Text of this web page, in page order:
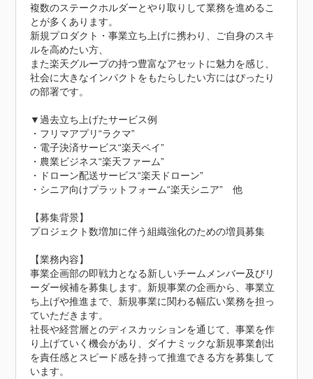
複数のステークホルダーとやり取りして業務を進めるこ
とが多くあります。
新規プロダクト・事業立ち上げに携わり、ご自身のスキ
ルを高めたい方、
また楽天グループの持つ豊富なアセットに魅力を感じ、
社会に大きなインパクトをもたらしたい方にはぴったり
の部署です。
▼過去立ち上げたサービス例
・フリマアプリ“ラクマ”
・電子決済サービス“楽天ペイ”
・農業ビジネス“楽天ファーム”
・ドローン配送サービス“楽天ドローン”
・シニア向けプラットフォーム“楽天シニア”　他
【募集背景】
プロジェクト数増加に伴う組織強化のための増員募集
【業務内容】
事業企画部の即戦力となる新しいチームメンバー及びリ
ーダー候補を募集します。新規事業の企画から、事業立
ち上げや推進まで、新規事業に関わる幅広い業務を担っ
ていただきます。
社長や経営層とのディスカッションを通じて、事業を作
り上げていく機会があり、ダイナミックな新規事業創出
を責任感とスピード感を持って推進できる方を募集して
います。